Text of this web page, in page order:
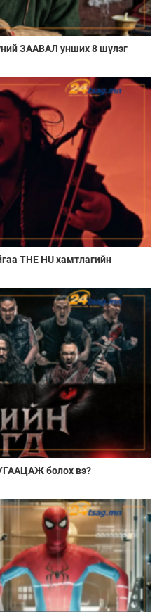
ЗААВАЛ унших 8 шүлэг
THE HU хамтлагийн
болох вэ?